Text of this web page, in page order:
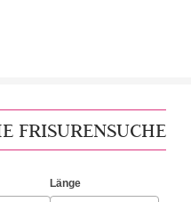
FRISURENSUCHE
Länge